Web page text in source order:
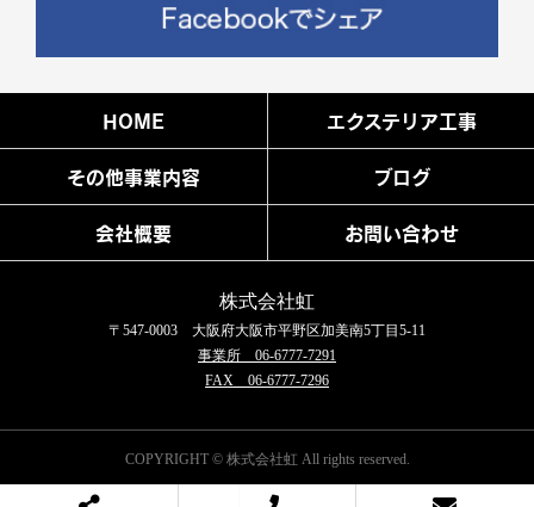
HOME エクステリア工事
その他事業内容 ブログ
会社概要 お問い合わせ
株式会社虹
〒547-0003 大阪府大阪市平野区加美南5丁目5-11
事業所 06-6777-7291
FAX 06-6777-7296
COPYRIGHT © 株式会社虹 All rights reserved.